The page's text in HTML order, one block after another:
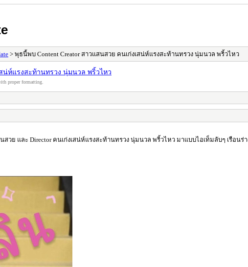
> พุธนี้พบ Content Creator สาวแสนสวย คนเก่งเสน่ห์แรงสะท้านทรวง นุ่มนวล พริ้วไหว
น่ห์แรงสะท้านทรวง นุ่มนวล พริ้วไหว
proper formatting.
นสวย และ Director คนเก่งเสน่ห์แรงสะท้านทรวง นุ่มนวล พริ้วไหว มาแบบไอเท็มลับๆ เรือ